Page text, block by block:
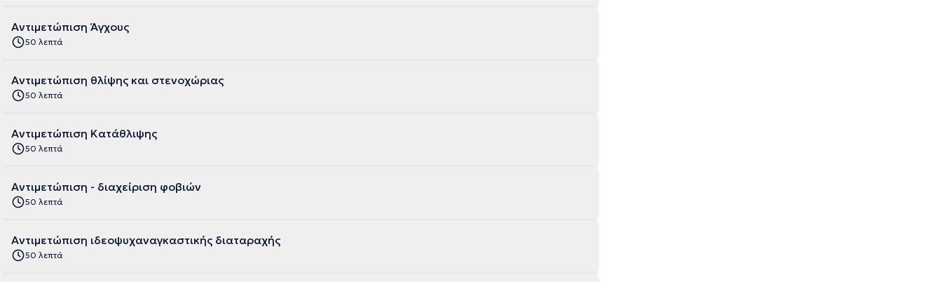
Αντιμετώπιση Άγχους
50 λεπτά
Αντιμετώπιση θλίψης και στενοχώριας
50 λεπτά
Αντιμετώπιση Κατάθλιψης
50 λεπτά
Αντιμετώπιση - διαχείριση φοβιών
50 λεπτά
Αντιμετώπιση ιδεοψυχαναγκαστικής διαταραχής
50 λεπτά